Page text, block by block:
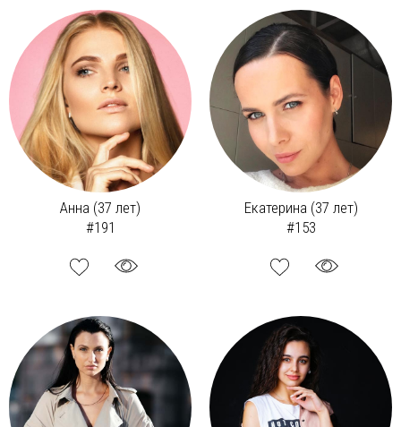
Анна (37 лет)
#191
Екатерина (37 лет)
#153